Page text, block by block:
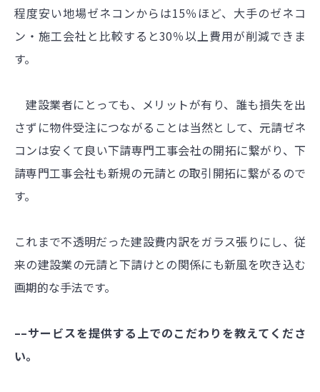
程度安い地場ゼネコンからは15％ほど、大手のゼネコ
ン・施工会社と比較すると30％以上費用が削減できま
す。
建設業者にとっても、メリットが有り、誰も損失を出
さずに物件受注につながることは当然として、元請ゼネ
コンは安くて良い下請専門工事会社の開拓に繋がり、下
請専門工事会社も新規の元請との取引開拓に繋がるので
す。
これまで不透明だった建設費内訳をガラス張りにし、従
来の建設業の元請と下請けとの関係にも新風を吹き込む
画期的な手法です。
––サービスを提供する上でのこだわりを教えてくださ
い。